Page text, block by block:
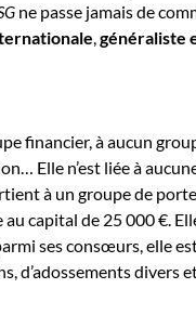
ne passe jamais de
,généraliste
financier, à aucun
Elle n’est liée à
à un groupe de
au capital de 25 000 €.
ses consœurs, elle
d’adossements divers